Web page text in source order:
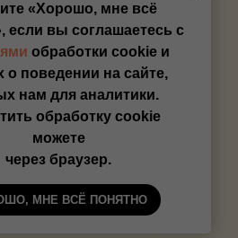
«Хорошо, мне всё
если вы соглашаетесь с
обработки cookie и
о поведении на сайте,
нам для аналитики.
обработку cookie
можете
через браузер.
МНЕ ВСЁ ПОНЯТНО
Оплата
Прайс